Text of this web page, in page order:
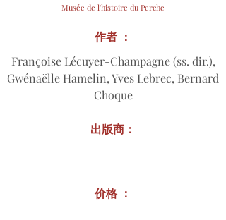
Musée de l'histoire du Perche
Françoise Lécuyer-Champagne (ss. dir.),
Gwénaëlle Hamelin, Yves Lebrec, Bernard
Choque
作者 ：
出版商：
价格 ：